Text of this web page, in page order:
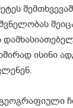
ისინი
გეოგრაფიული